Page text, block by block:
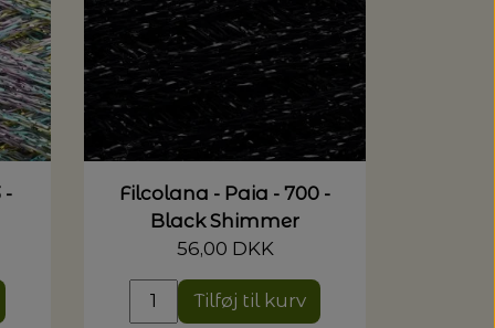
-
Filcolana - Paia - 700 -
Black Shimmer
56,00 DKK
Tilføj til kurv